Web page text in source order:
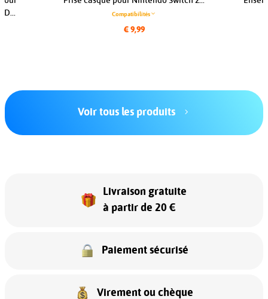
Compatibilités
€ 9,99
Voir tous les produits
Livraison gratuite
à partir de 20 €
Paiement sécurisé
Virement ou chèque